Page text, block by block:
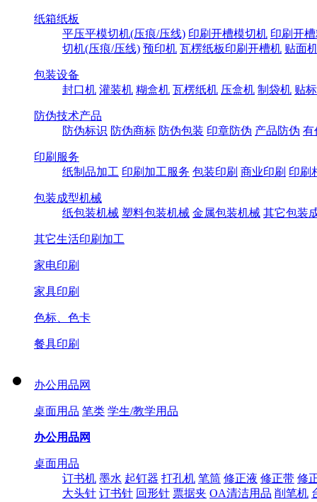
纸箱纸板
平压平模切机(压痕/压线) 印刷开槽模切机 印刷开
切机(压痕/压线) 预印机 瓦楞纸板印刷开槽机 贴面
包装设备
封口机 灌装机 糊盒机 瓦楞纸机 压盒机 制袋机 贴
防伪技术产品
防伪标识 防伪商标 防伪包装 印章防伪 产品防伪 有
印刷服务
纸制品加工 印刷加工服务 包装印刷 商业印刷 印刷
包装成型机械
纸包装机械 塑料包装机械 金属包装机械 其它包装
其它生活印刷加工
家电印刷
家具印刷
色标、色卡
餐具印刷
办公用品网
桌面用品 笔类 学生/教学用品
办公用品网
桌面用品
订书机 墨水 起钉器 打孔机 笔筒 修正液 修正带 修
大头针 订书针 回形针 票据夹 OA清洁用品 削笔机